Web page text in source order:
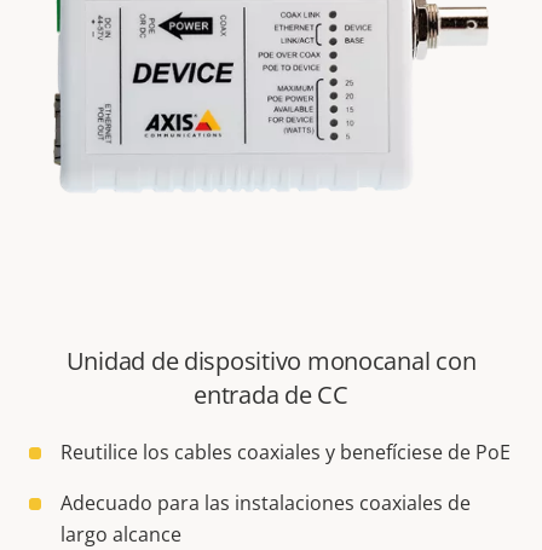
Unidad de dispositivo monocanal con
entrada de CC
Reutilice los cables coaxiales y benefíciese de PoE
Adecuado para las instalaciones coaxiales de
largo alcance